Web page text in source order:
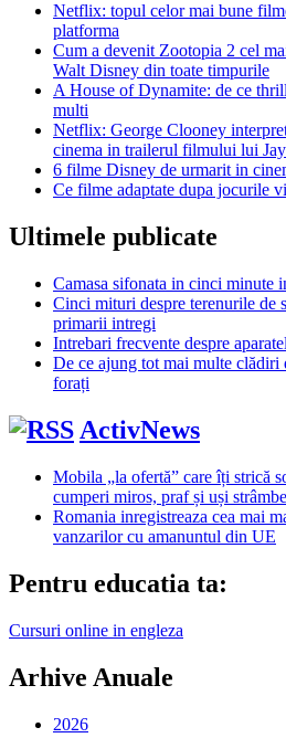
Netflix: topul celor mai bune
platforma
Cum a devenit Zootopia 2 cel
Walt Disney din toate timpurile
A House of Dynamite: de ce
multi
Netflix: George Clooney
cinema in trailerul filmului lui
6 filme Disney de urmarit in
Ce filme adaptate dupa jocurile
Ultimele publicate
Camasa sifonata in cinci minute
Cinci mituri despre terenurile de
primarii intregi
Intrebari frecvente despre
De ce ajung tot mai multe clădiri
forați
ActivNews
Mobila „la ofertă” care îți strică
cumperi miros, praf și uși strâmbe
Romania inregistreaza cea mai
vanzarilor cu amanuntul din UE
Pentru educatia ta:
Cursuri online in engleza
Arhive Anuale
2026